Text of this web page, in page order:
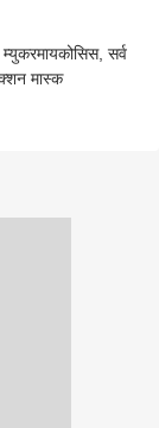
सर्व
मास्क